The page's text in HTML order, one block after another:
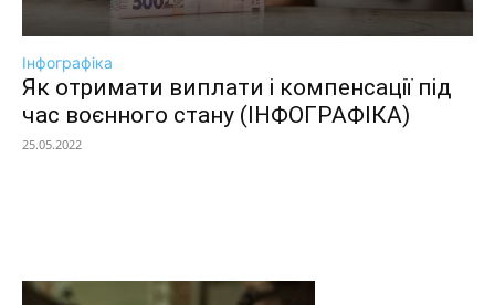
Інфографіка
Як отримати виплати і компенсації під
час воєнного стану (ІНФОГРАФІКА)
25.05.2022